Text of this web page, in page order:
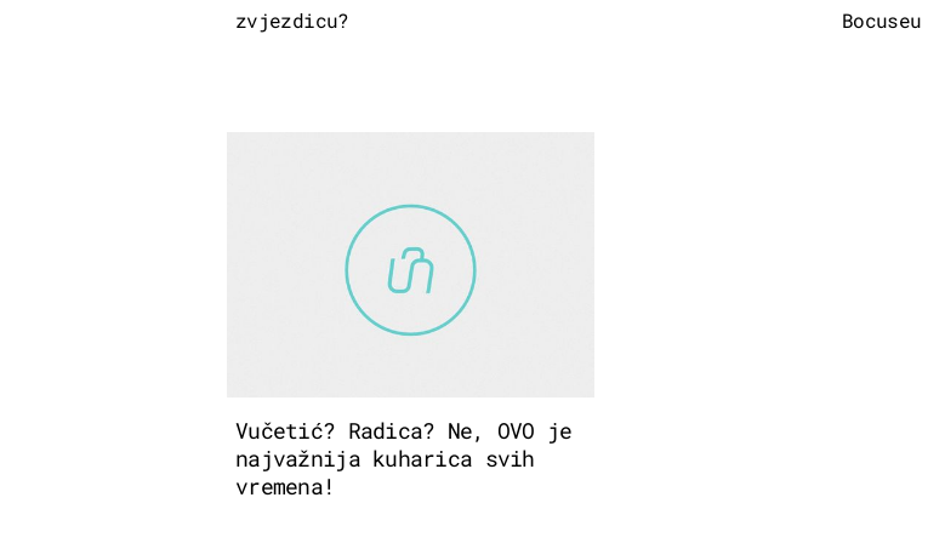
zvjezdicu?
Bocuseu
Vučetić? Radica? Ne, OVO je
najvažnija kuharica svih
vremena!